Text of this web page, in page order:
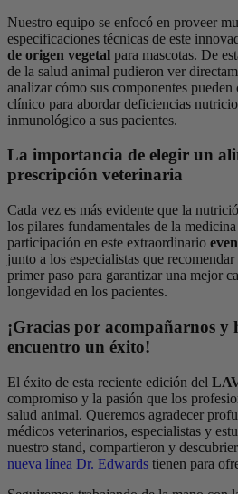
Nuestro equipo se enfocó en proveer
especificaciones técnicas de este
de origen vegetal para mascotas. De
de la salud animal pudieron ver
analizar cómo sus componentes
clínico para abordar deficiencias
inmunológico a sus pacientes.
La importancia de elegir un
prescripción veterinaria
Cada vez es más evidente que la
los pilares fundamentales de la
participación en este extraordinario
junto a los especialistas que
primer paso para garantizar una mejor
longevidad en los pacientes.
¡Gracias por acompañarnos y
encuentro un éxito!
El éxito de esta reciente edición del
compromiso y la pasión que los
salud animal. Queremos agradecer
médicos veterinarios, especialistas y
nuestro stand, compartieron y
nueva línea Dr. Edwards tienen para